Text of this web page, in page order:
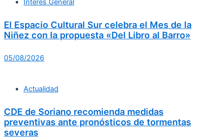
Interés General
El Espacio Cultural Sur celebra el Mes de la
Niñez con la propuesta «Del Libro al Barro»
05/08/2026
Actualidad
CDE de Soriano recomienda medidas
preventivas ante pronósticos de tormentas
severas